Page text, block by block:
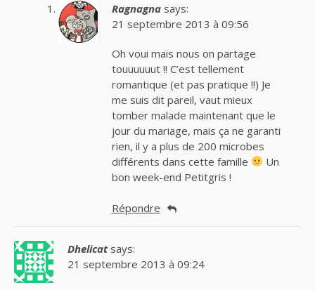
Ragnagna says:
21 septembre 2013 à 09:56
Oh voui mais nous on partage
touuuuuut !! C’est tellement
romantique (et pas pratique !!) Je
me suis dit pareil, vaut mieux
tomber malade maintenant que le
jour du mariage, mais ça ne garanti
rien, il y a plus de 200 microbes
différents dans cette famille
Un
bon week-end Petitgris !
Répondre
Dhelicat says:
21 septembre 2013 à 09:24